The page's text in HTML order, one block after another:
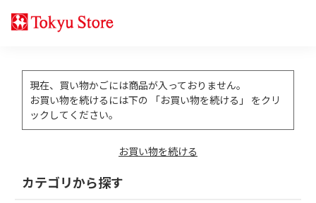
現在、買い物かごには商品が入っておりません。
お買い物を続けるには下の 「お買い物を続ける」 をクリ
ックしてください。
お買い物を続ける
カテゴリから探す